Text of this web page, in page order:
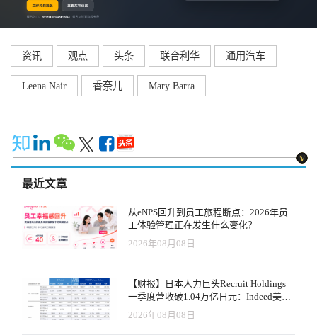
资讯 观点 头条 联合利华 通用汽车
Leena Nair 香奈儿 Mary Barra
最近文章
从eNPS回升到员工旅程断点：2026年员
工体验管理正在发生什么变化？
2026年08月08日
【财报】日本人力巨头Recruit Holdings
一季度营收破1.04万亿日元：Indeed美国
收入逆势增长30%，AI招聘推动利润率升
至47.4%
2026年08月08日